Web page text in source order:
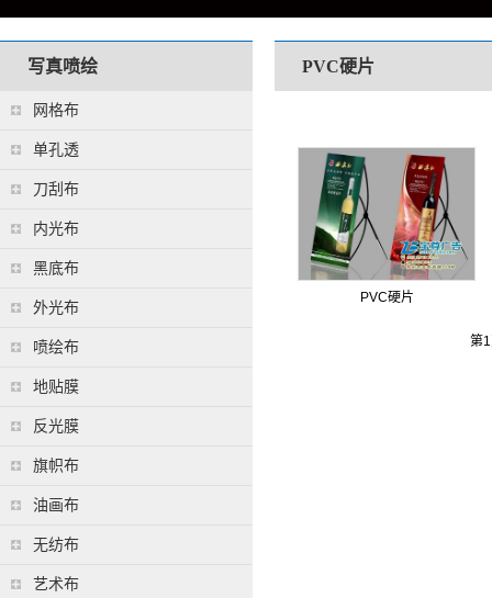
写真喷绘
网格布
单孔透
刀刮布
内光布
黑底布
外光布
喷绘布
地贴膜
反光膜
旗帜布
油画布
无纺布
艺术布
PVC硬片
PVC硬片
第